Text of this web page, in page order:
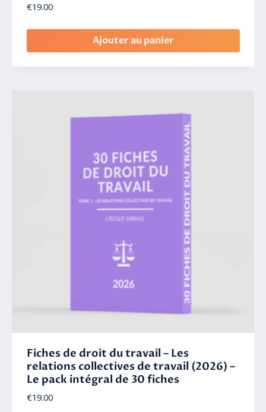
€19.00
Ajouter au panier
Fiches de droit du travail – Les
relations collectives de travail (2026) –
Le pack intégral de 30 fiches
€19.00